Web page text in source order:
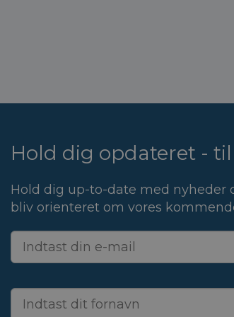
Hold dig opdateret -
Hold dig up-to-date med nyheder
bliv orienteret om vores